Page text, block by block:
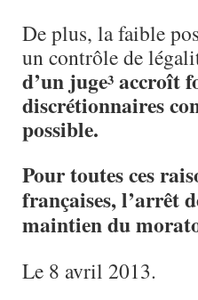
De plus, la faible
un contrôle de
d’un juge3 accroît
discrétionnaires
possible.
Pour toutes ces
françaises, l’arrêt
maintien du
Le 8 avril 2013.